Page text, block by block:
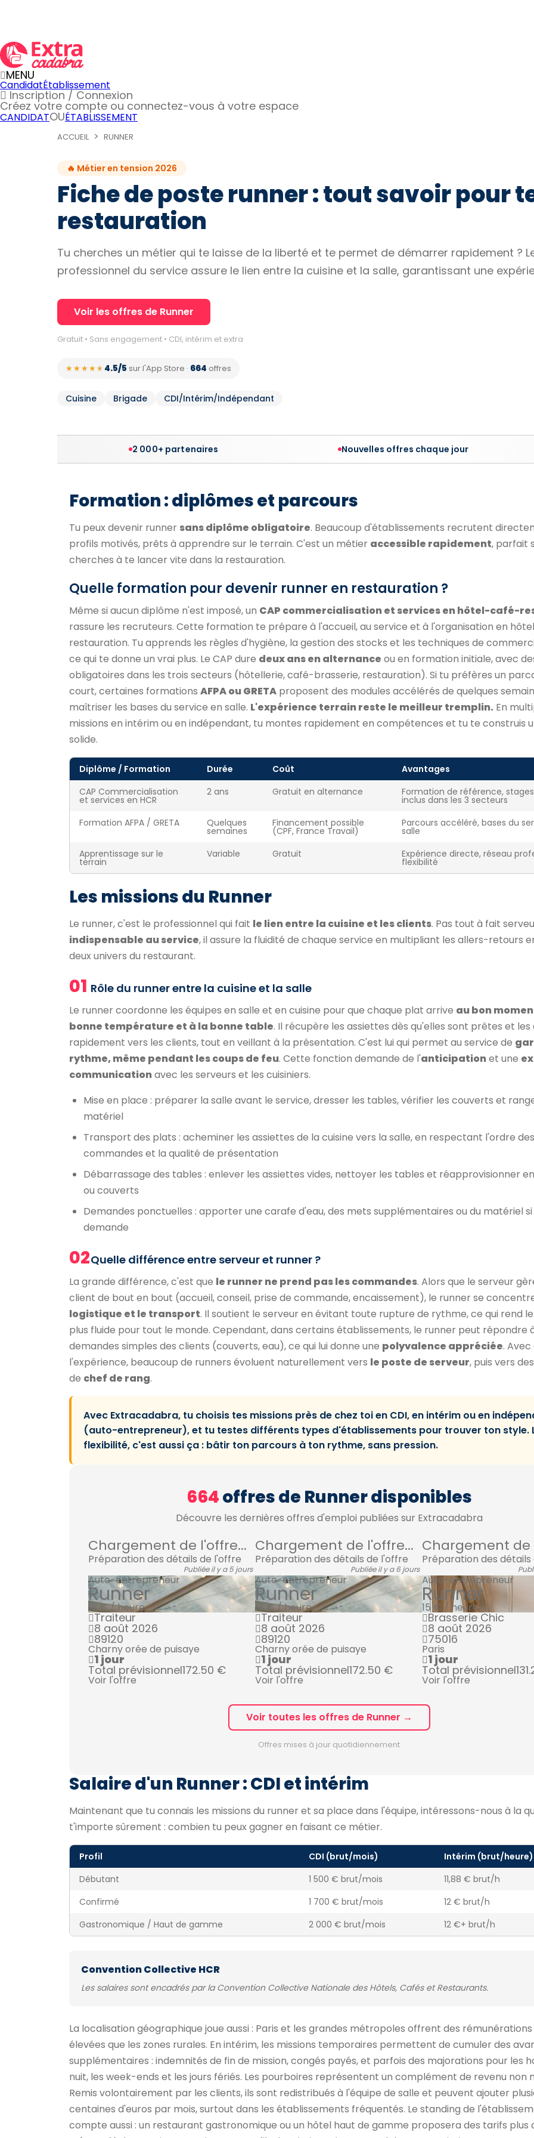
MENU
CandidatÉtablissement
Inscription / Connexion
Créez votre compte ou connectez-vous à votre espace
CANDIDATOUÉTABLISSEMENT
ACCUEIL RUNNER
🔥 Métier en tension 2026
Fiche de poste runner : tout savoir pour
restauration
Tu cherches un métier qui te laisse de la liberté et te permet de démarrer rapidement ?
professionnel du service assure le lien entre la cuisine et la salle, garantissant une
Voir les offres de Runner
Gratuit • Sans engagement • CDI, intérim et extra
★★★★★
★★★★★ 4.5/5 sur l'App Store · 664 offres
Cuisine Brigade CDI/Intérim/Indépendant
2 000+ partenaires Nouvelles offres chaque jour
Formation : diplômes et parcours
Tu peux devenir runner sans diplôme obligatoire. Beaucoup d'établissements recrutent
profils motivés, prêts à apprendre sur le terrain. C'est un métier accessible rapidement, parfait
cherches à te lancer vite dans la restauration.
Quelle formation pour devenir runner en restauration ?
Même si aucun diplôme n'est imposé, un CAP commercialisation et services en hôtel-café-
rassure les recruteurs. Cette formation te prépare à l'accueil, au service et à l'organisation en
restauration. Tu apprends les règles d'hygiène, la gestion des stocks et les techniques de
ce qui te donne un vrai plus. Le CAP dure deux ans en alternance ou en formation initiale, avec
obligatoires dans les trois secteurs (hôtellerie, café-brasserie, restauration). Si tu préfères un
court, certaines formations AFPA ou GRETA proposent des modules accélérés de quelques
maîtriser les bases du service en salle. L'expérience terrain reste le meilleur tremplin. En
missions en intérim ou en indépendant, tu montes rapidement en compétences et tu te construis
solide.
Diplôme / Formation Durée Coût
Avantages
CAP Commercialisation
et services en HCR
2 ans Gratuit en alternance Formation de référence,
inclus dans les 3 secteurs
Formation AFPA / GRETA
Quelques
semaines
Financement possible
(CPF, France Travail)
Parcours accéléré, bases du
salle
Apprentissage sur le
terrain
Variable Gratuit Expérience directe, réseau
flexibilité
Les missions du Runner
Le runner, c'est le professionnel qui fait le lien entre la cuisine et les clients. Pas tout à fait
indispensable au service, il assure la fluidité de chaque service en multipliant les allers-retours
deux univers du restaurant.
01 Rôle du runner entre la cuisine et la salle
Le runner coordonne les équipes en salle et en cuisine pour que chaque plat arrive au bon
bonne température et à la bonne table. Il récupère les assiettes dès qu'elles sont prêtes et
rapidement vers les clients, tout en veillant à la présentation. C'est lui qui permet au service de
rythme, même pendant les coups de feu. Cette fonction demande de l'anticipationet une
communicationavec les serveurs et les cuisiniers.
Mise en place : préparer la salle avant le service, dresser les tables, vérifier les couverts et
matériel
Transport des plats : acheminer les assiettes de la cuisine vers la salle, en respectant l'ordre des
commandes et la qualité de présentation
Débarrassage des tables : enlever les assiettes vides, nettoyer les tables et réapprovisionner
ou couverts
Demandes ponctuelles : apporter une carafe d'eau, des mets supplémentaires ou du matériel
demande
02Quelle différence entre serveur et runner ?
La grande différence, c'est que le runner ne prend pas les commandes. Alors que le serveur
client de bout en bout (accueil, conseil, prise de commande, encaissement), le runner se
logistique et le transport. Il soutient le serveur en évitant toute rupture de rythme, ce qui rend
plus fluide pour tout le monde. Cependant, dans certains établissements, le runner peut répondre
demandes simples des clients (couverts, eau), ce qui lui donne une polyvalence appréciée. Avec
l'expérience, beaucoup de runners évoluent naturellement vers le poste de serveur, puis vers
de chef de rang.
Avec Extracadabra, tu choisis tes missions près de chez toi en CDI, en intérim ou en
(auto-entrepreneur), et tu testes différents types d'établissements pour trouver ton style.
flexibilité, c'est aussi ça : bâtir ton parcours à ton rythme, sans pression.
664offres de Runner disponibles
Découvre les dernières offres d'emploi publiées sur Extracadabra
Chargement de l'offre...
Préparation des détails de l'offre
Publiée il y a 5 jours
Auto-entrepreneur
Runner
15 € / heure
Traiteur
8 août 2026
89120
Charny orée de puisaye
1 jour
Total prévisionnel172.50 €
Voir l'offre
Chargement de l'offre...
Préparation des détails de l'offre
Publiée il y a 6 jours
Auto-entrepreneur
Runner
15 € / heure
Traiteur
8 août 2026
89120
Charny orée de puisaye
1 jour
Total prévisionnel172.50 €
Voir l'offre
Chargement de
Préparation des détails
Auto-entrepreneur
Runner
15 € / heure
Brasserie Chic
8 août 2026
75016
Paris
1 jour
Total prévisionnel
Voir l'offre
Voir toutes les offres de Runner →
Offres mises à jour quotidiennement
Salaire d'un Runner : CDI et intérim
Maintenant que tu connais les missions du runner et sa place dans l'équipe, intéressons-nous à la
t'importe sûrement : combien tu peux gagner en faisant ce métier.
Profil CDI (brut/mois)
Intérim (brut/heure)
Débutant
1 500 € brut/mois
11,88 € brut/h
Confirmé
1 700 € brut/mois
12 € brut/h
Gastronomique / Haut de gamme
2 000 € brut/mois 12 €+ brut/h
Convention Collective HCR
Les salaires sont encadrés par la Convention Collective Nationale des Hôtels, Cafés et Restaurants.
La localisation géographique joue aussi : Paris et les grandes métropoles offrent des rémunérations
élevées que les zones rurales. En intérim, les missions temporaires permettent de cumuler des
supplémentaires : indemnités de fin de mission, congés payés, et parfois des majorations pour les
nuit, les week-ends et les jours fériés. Les pourboires représentent un complément de revenu non
Remis volontairement par les clients, ils sont redistribués à l'équipe de salle et peuvent ajouter
centaines d'euros par mois, surtout dans les établissements fréquentés. Le standing de
compte aussi : un restaurant gastronomique ou un hôtel haut de gamme proposera des tarifs